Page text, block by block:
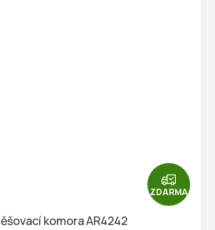
Z
D
A
ZDARMA
komora AR4242